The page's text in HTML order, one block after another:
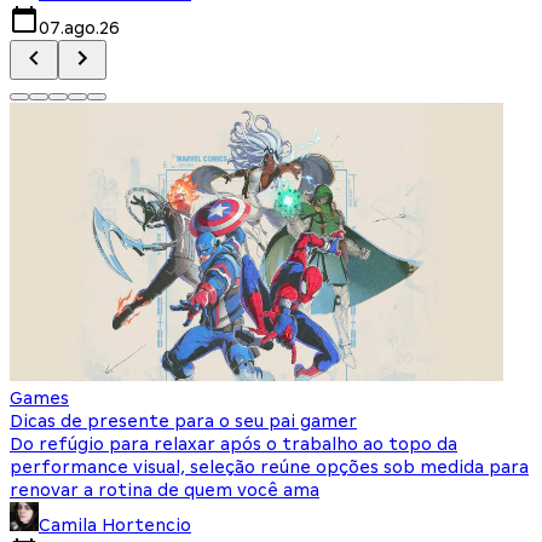
07.ago.26
Games
Dicas de presente para o seu pai gamer
Do refúgio para relaxar após o trabalho ao topo da
performance visual, seleção reúne opções sob medida para
renovar a rotina de quem você ama
Camila Hortencio